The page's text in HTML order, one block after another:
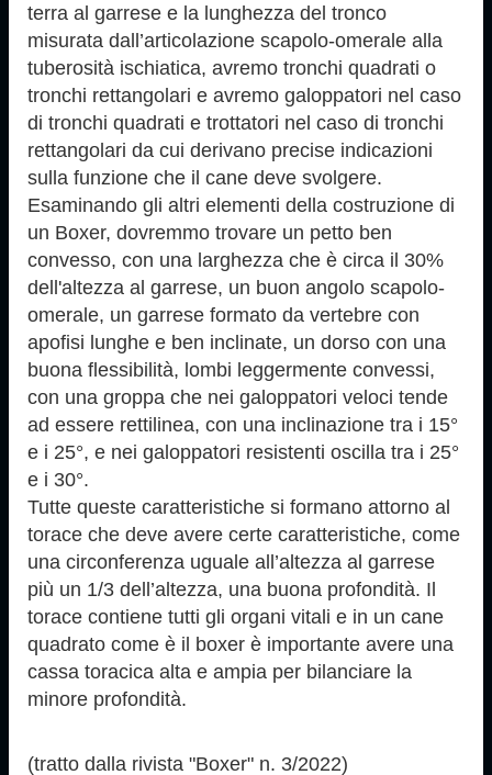
terra al garrese e la lunghezza del tronco
misurata dall’articolazione scapolo-omerale alla
tuberosità ischiatica, avremo tronchi quadrati o
tronchi rettangolari e avremo galoppatori nel caso
di tronchi quadrati e trottatori nel caso di tronchi
rettangolari da cui derivano precise indicazioni
sulla funzione che il cane deve svolgere.
Esaminando gli altri elementi della costruzione di
un Boxer, dovremmo trovare un petto ben
convesso, con una larghezza che è circa il 30%
dell'altezza al garrese, un buon angolo scapolo-
omerale, un garrese formato da vertebre con
apofisi lunghe e ben inclinate, un dorso con una
buona flessibilità, lombi leggermente convessi,
con una groppa che nei galoppatori veloci tende
ad essere rettilinea, con una inclinazione tra i 15°
e i 25°, e nei galoppatori resistenti oscilla tra i 25°
e i 30°.
Tutte queste caratteristiche si formano attorno al
torace che deve avere certe caratteristiche, come
una circonferenza uguale all’altezza al garrese
più un 1/3 dell’altezza, una buona profondità. Il
torace contiene tutti gli organi vitali e in un cane
quadrato come è il boxer è importante avere una
cassa toracica alta e ampia per bilanciare la
minore profondità.
(tratto dalla rivista "Boxer" n. 3/2022)